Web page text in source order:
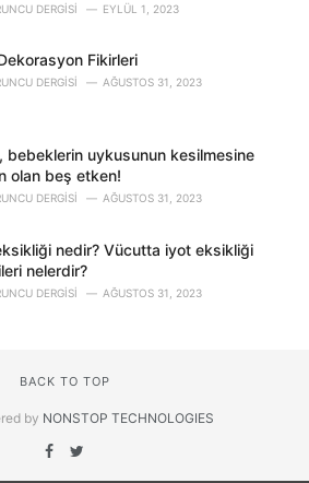
DERGISI EYLÜL 1, 2023
Fikirleri
DERGISI AĞUSTOS 31, 2023
bebeklerin uykusunun kesilmesine
olan beş etken!
DERGISI AĞUSTOS 31, 2023
nedir? Vücutta iyot eksikliği
nelerdir?
DERGISI AĞUSTOS 31, 2023
BACK TO TOP
by NONSTOP TECHNOLOGIES